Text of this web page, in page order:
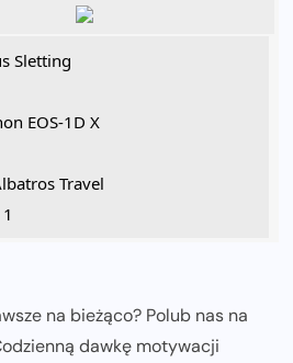
Sletting
EOS-1D X
Travel
na bieżąco? Polub nas na
dawkę motywacji